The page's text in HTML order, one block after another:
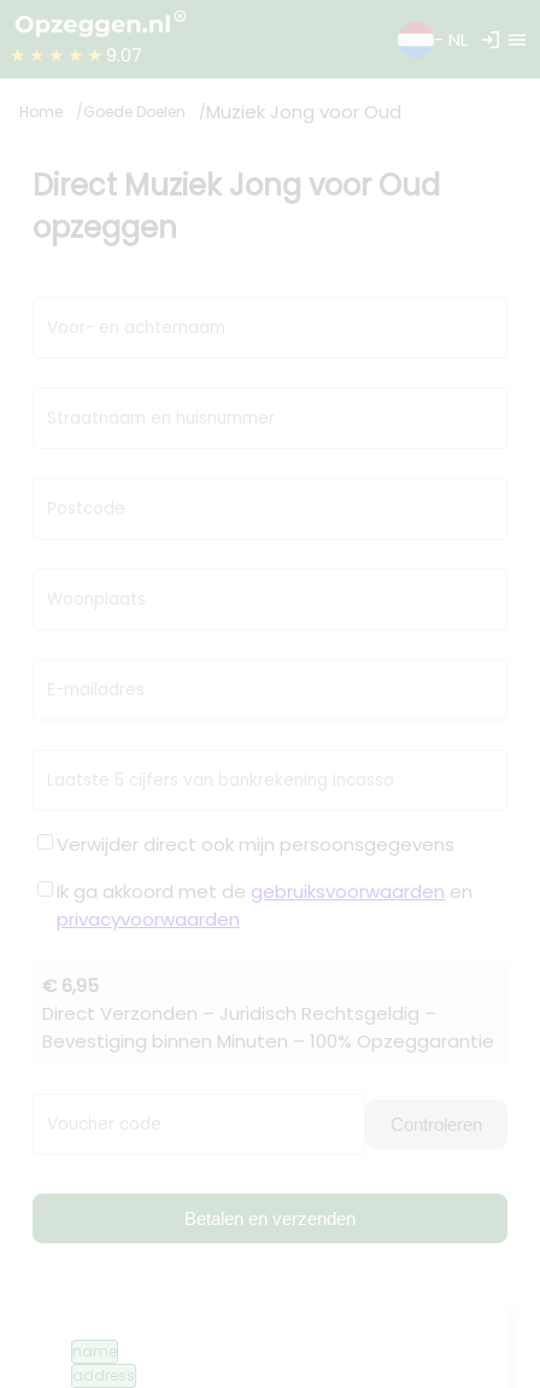
★★★★★ 9.07
- NL login menu
Home Goede Doelen Muziek Jong voor Oud
Direct Muziek Jong voor Oud
opzeggen
Voor- en achternaam
Straatnaam en huisnummer
Postcode
Woonplaats
E-mailadres
Laatste 5 cijfers van bankrekening incasso
Verwijder direct ook mijn persoonsgegevens
Ik ga akkoord met de gebruiksvoorwaarden en
privacyvoorwaarden
€ 6,95
Direct Verzonden – Juridisch Rechtsgeldig –
Bevestiging binnen Minuten – 100% Opzeggarantie
Voucher code Controleren
Betalen en verzenden
name
address